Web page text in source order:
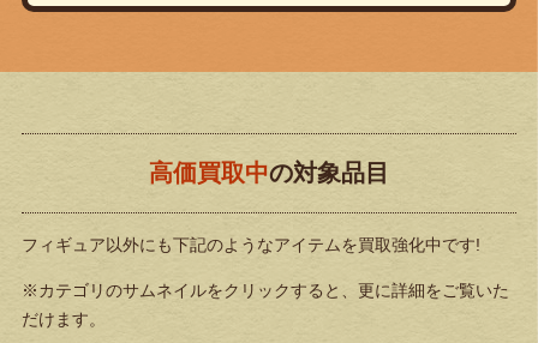
高価買取中の対象品目
フィギュア以外にも下記のようなアイテムを買取強化中です!
※カテゴリのサムネイルをクリックすると、更に詳細をご覧いた
だけます。